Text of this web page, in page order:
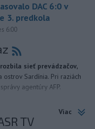
DAC 6:0 v
3. predkola
6:00
sieť prevádzačov,
Sardínia. Pri raziách
agentúry AFP.
Viac
TV